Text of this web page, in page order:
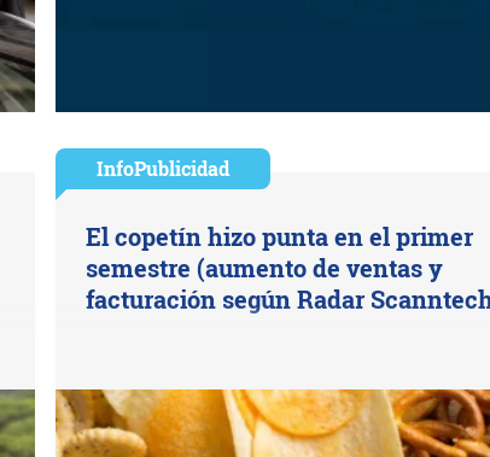
InfoPublicidad
El copetín hizo punta en el primer
semestre (aumento de ventas y
facturación según Radar